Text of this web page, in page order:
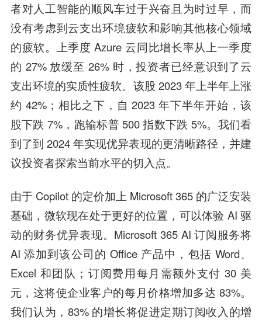
者对人工智能的顺风车过于兴奋且为时过早，而
没有考虑到云支出环境疲软和影响其他核心领域
的疲软。上季度 Azure 云同比增长率从上一季度
的 27% 放缓至 26% 时，投资者已经意识到了云
支出环境的实质性疲软。该股 2023 年上半年上涨
约 42%；相比之下，自 2023 年下半年开始，该
股下跌 7%，跑输标普 500 指数下跌 5%。我们看
到了到 2024 年实现优异表现的更清晰路径，并建
议投资者探索当前水平的切入点。
由于 Copilot 的定价加上 Microsoft 365 的广泛安装
基础，微软现在处于更好的位置，可以体验 AI 驱
动的财务优异表现。Microsoft 365 AI 订阅服务将
AI 添加到该公司的 Office 产品中，包括 Word、
Excel 和团队；订阅费用每月需额外支付 30 美
元，这将使企业客户的每月价格增加多达 83%。
我们认为，83% 的增长将促进定期订阅收入的增